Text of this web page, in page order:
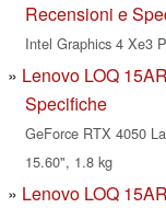
Recensioni e
Intel Graphics 4 Xe3
Lenovo LOQ
Specifiche
GeForce RTX 4050
15.60", 1.8 kg
Lenovo LOQ